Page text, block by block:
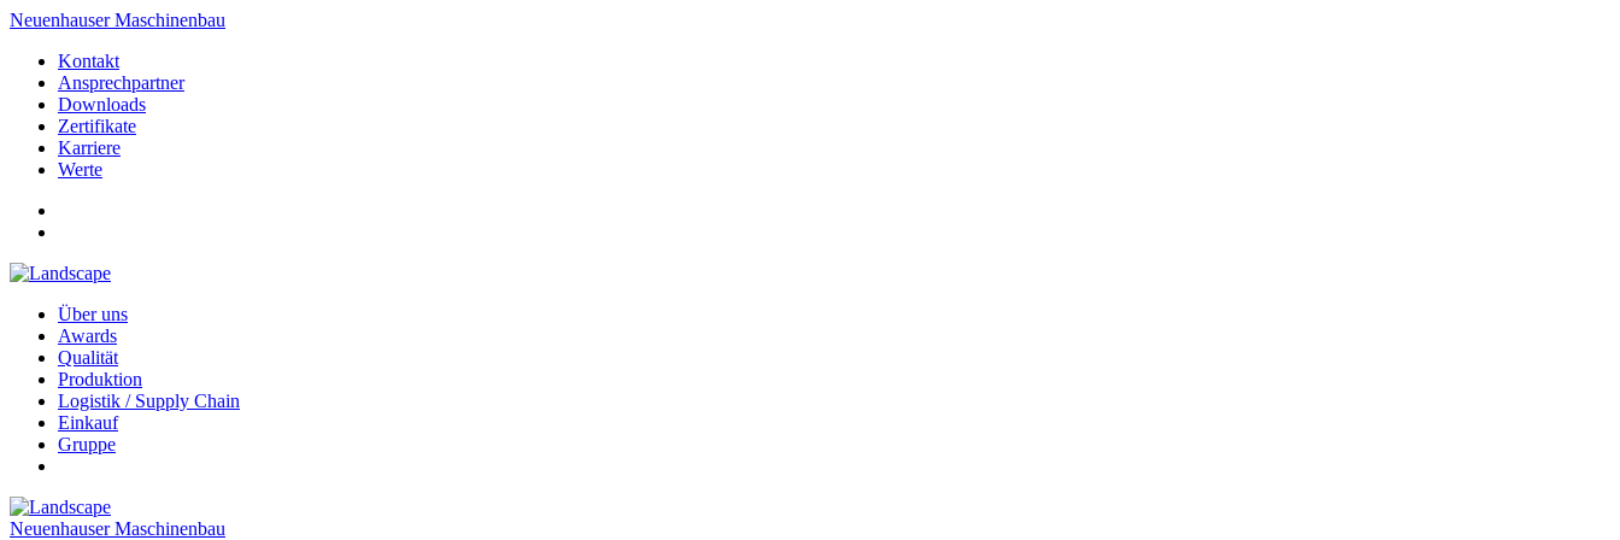
Neuenhauser Maschinenbau
Kontakt
Ansprechpartner
Downloads
Zertifikate
Karriere
Werte
Über uns
Awards
Qualität
Produktion
Logistik / Supply Chain
Einkauf
Gruppe
Neuenhauser Maschinenbau